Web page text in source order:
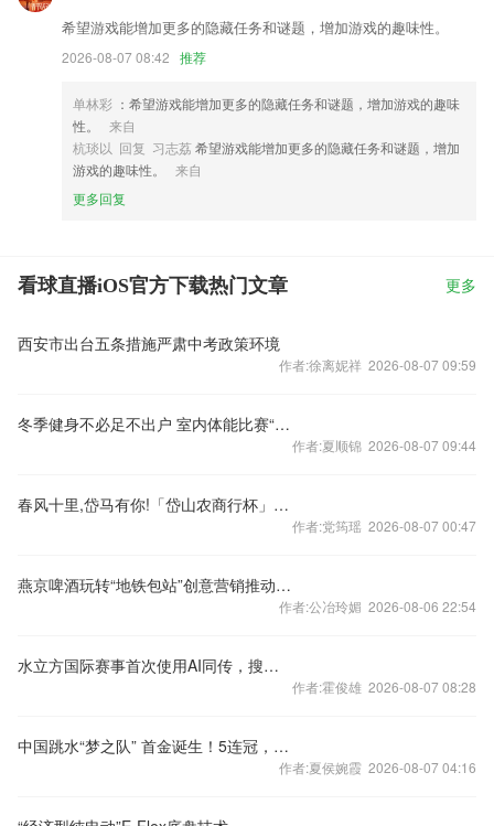
希望游戏能增加更多的隐藏任务和谜题，增加游戏的趣味性。
2026-08-07 08:42 推荐
单林彩 ：希望游戏能增加更多的隐藏任务和谜题，增加游戏的趣味
性。
来自
杭琰以 回复 习志荔希望游戏能增加更多的隐藏任务和谜题，增加
游戏的趣味性。
来自
更多回复
看球直播iOS官方下载热门文章 更多
西安市出台五条措施严肃中考政策环境
作者:徐离妮祥 2026-08-07 09:59
冬季健身不必足不出户 室内体能比赛“再出发”
作者:夏顺锦 2026-08-07 09:44
春风十里,岱马有你!「岱山农商行杯」2023岱山海岬半程马拉松圆满
作者:党筠瑶 2026-08-07 00:47
燕京啤酒玩转“地铁包站”创意营销推动燕京品牌年轻化转型战略升
作者:公冶玲媚 2026-08-06 22:54
水立方国际赛事首次使用AI同传，搜狗同传与体育跨界碰撞
作者:霍俊雄 2026-08-07 08:28
中国跳水“梦之队” 首金诞生！5连冠，稳！
作者:夏侯婉霞 2026-08-07 04:16